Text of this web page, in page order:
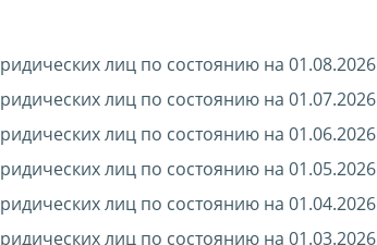
лиц по состоянию на 01.08.2026
лиц по состоянию на 01.07.2026
лиц по состоянию на 01.06.2026
лиц по состоянию на 01.05.2026
лиц по состоянию на 01.04.2026
лиц по состоянию на 01.03.2026